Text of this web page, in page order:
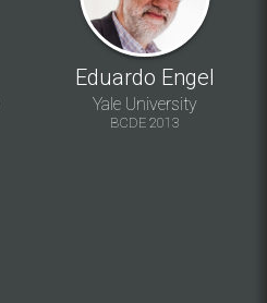
Eduardo Engel
Yale University
BCDE 2013